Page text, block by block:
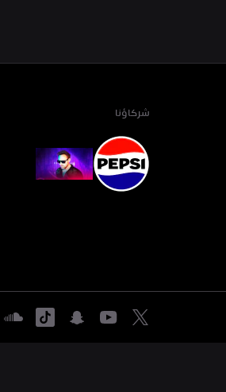
شركاؤنا